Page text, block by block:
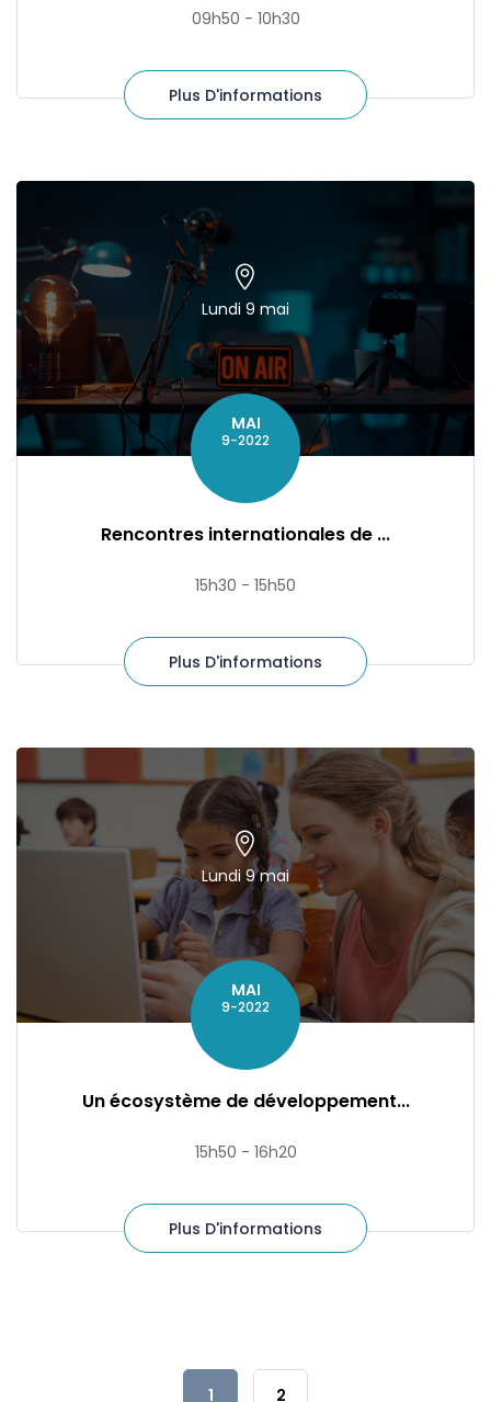
09h50 - 10h30
Plus D'informations
Lundi 9 mai
MAI
9-2022
Rencontres internationales de ...
15h30 - 15h50
Plus D'informations
Lundi 9 mai
MAI
9-2022
Un écosystème de développement...
15h50 - 16h20
Plus D'informations
1 2